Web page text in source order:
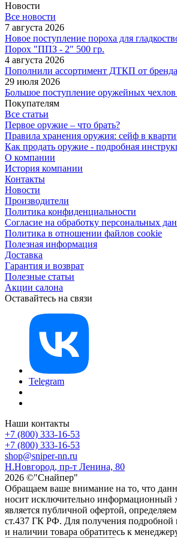
Новости
Все новости
7 августа 2026
Новое поступление пороха для
Порох "ППЗ - 2" 500 гр.
4 августа 2026
Пополнили ассортимент ДТКП от
29 июля 2026
Большое поступление оружейных
Покупателям
Все статьи
Первое оружие – что брать?
Правила хранения оружия: сейф в
Как продать оружие - подробная
О компании
История компании
Контакты
Новости
Производители
Политика конфиденциальности
Согласие на обработку персональных
Политика в отношении файлов cookie
Полезная информация
Доставка
Гарантия и возврат
Полезные статьи
Акции салона
Оставайтесь на связи
Telegram
Наши контакты
+7 (800) 333-16-53
+7 (800) 333-16-53
shop@sniper-nn.ru
Н.Новгород, пр-т Ленина, 80
2026 ©"Снайпер"
Обращаем ваше внимание на то, что
носит исключительно информационный
является публичной офертой,
ст.437 ГК РФ. Для получения
и наличии товара обратитесь к